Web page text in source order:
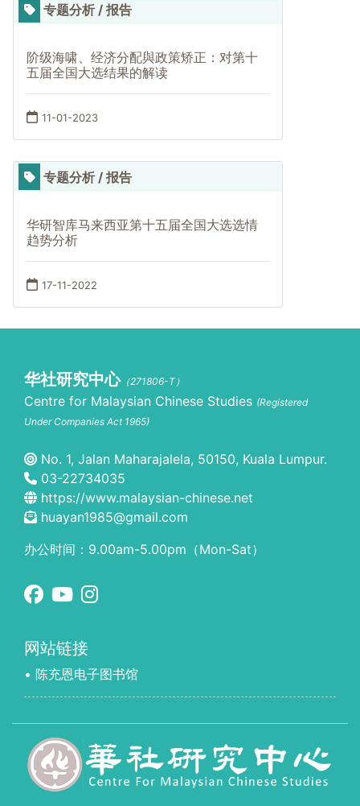
专题分析 / 报告
阶级海啸、经济分配與政策矫正：对第十
五届全国大选结果的解读
11-01-2023
专题分析 / 报告
华研智库马来西亚第十五届全国大选选情
趋势分析
17-11-2022
华社研究中心（271806-T）
Centre for Malaysian Chinese Studies (Registered
Under Companies Act 1965)
No. 1, Jalan Maharajalela, 50150, Kuala Lumpur.
03-22734035
https://www.malaysian-chinese.net
huayan1985@gmail.com
办公时间：9.00am-5.00pm（Mon-Sat）
网站链接
• 陈充恩电子图书馆